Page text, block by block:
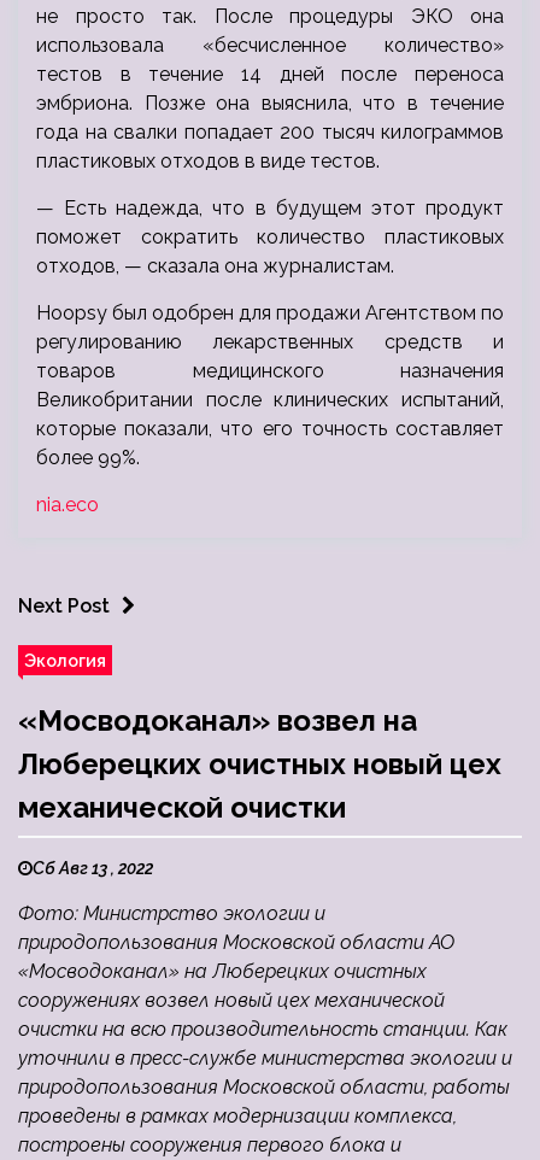
не просто так. После процедуры ЭКО она
использовала «бесчисленное количество»
тестов в течение 14 дней после переноса
эмбриона. Позже она выяснила, что в течение
года на свалки попадает 200 тысяч килограммов
пластиковых отходов в виде тестов.
— Есть надежда, что в будущем этот продукт
поможет сократить количество пластиковых
отходов, — сказала она журналистам.
Hoopsy был одобрен для продажи Агентством по
регулированию лекарственных средств и
товаров медицинского назначения
Великобритании после клинических испытаний,
которые показали, что его точность составляет
более 99%.
nia.eco
Next Post
Экология
«Мосводоканал» возвел на
Люберецких очистных новый цех
механической очистки
Сб Авг 13 , 2022
Фото: Министрство экологии и
природопользования Московской области АО
«Мосводоканал» на Люберецких очистных
сооружениях возвел новый цех механической
очистки на всю производительность станции. Как
уточнили в пресс-службе министерства экологии и
природопользования Московской области, работы
проведены в рамках модернизации комплекса,
построены сооружения первого блока и